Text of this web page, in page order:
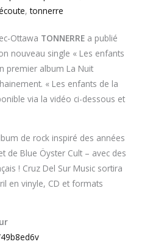
,tonnerre
Ottawa TONNERRE a publié
nouveau single « Les enfants
premier album La Nuit
« Les enfants de la
via la vidéo ci-dessous et
de rock inspiré des années
de Blue Öyster Cult – avec des
! Cruz Del Sur Music sortira
en vinyle, CD et formats